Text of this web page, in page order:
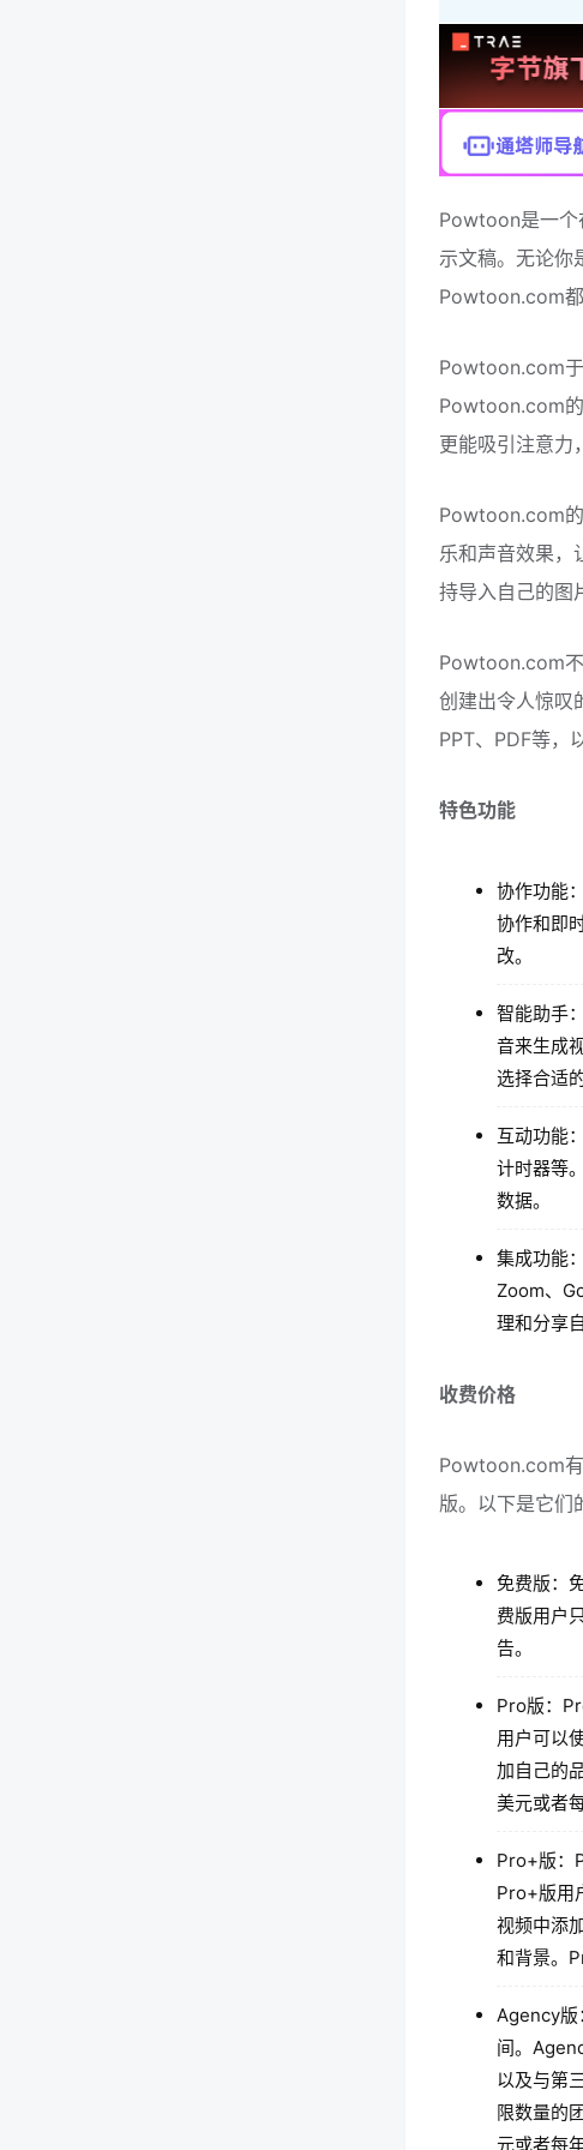
Powtoon是一个
示文稿。无论你
Powtoon.com都
Powtoon.com于
Powtoon.com的
更能吸引注意力
Powtoon.com
乐和声音效果
持导入自己的图
Powtoon.com
创建出令人惊叹
PPT、PDF等，
特色功能
协作功能
协作和即
改。
智能助手
音来生成
选择合适
互动功能
计时器等
数据。
集成功能
Zoom、
理和分享
收费价格
Powtoon.com
版。以下是它们
免费版：
费版用户
告。
Pro版：
用户可以
加自己的
美元或者
Pro+版：
Pro+版用
视频中添
和背景。
Agency版
间。
以及与第
限数量的
元或者每